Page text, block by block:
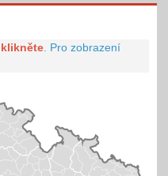
klikněte Pro zobrazení